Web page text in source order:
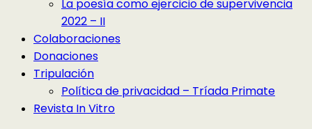
La poesía como ejercicio de supervivencia
2022 – II
Colaboraciones
Donaciones
Tripulación
Política de privacidad – Tríada Primate
Revista In Vitro